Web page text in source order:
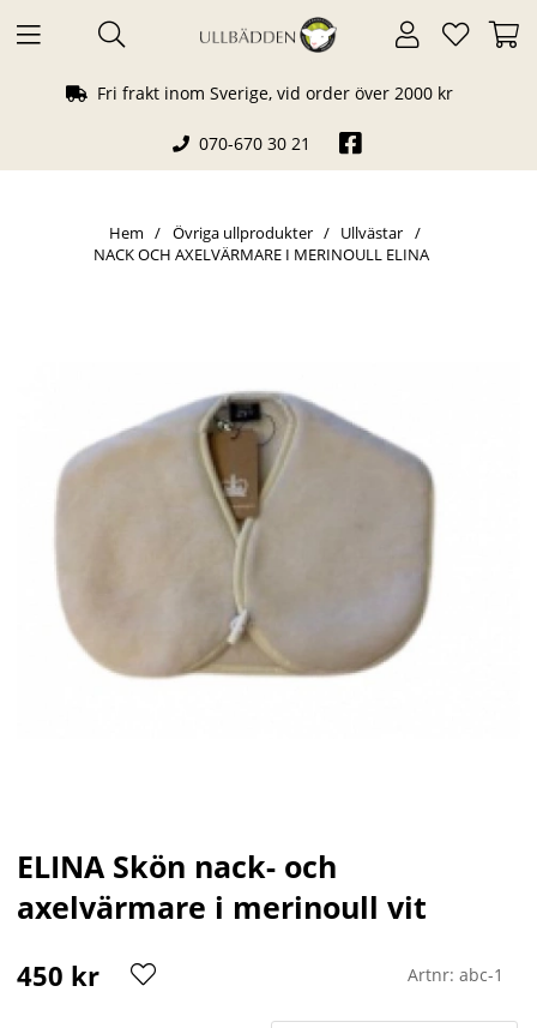
Fri frakt inom Sverige, vid order över 2000 kr
070-670 30 21
Hem Övriga ullprodukter
Ullvästar
NACK OCH AXELVÄRMARE I MERINOULL ELINA
ELINA Skön nack- och
axelvärmare i merinoull vit
450 kr Artnr: abc-1